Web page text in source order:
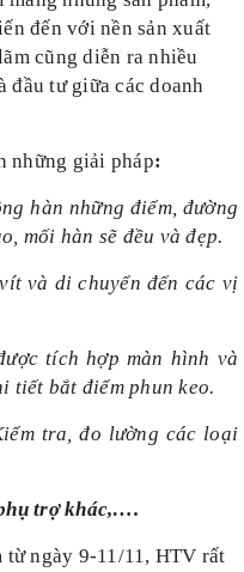
đến với nền sản xuất
cũng diễn ra nhiều
đầu tư giữa các doanh
những giải pháp:
hàn những điểm, đường
mối hàn sẽ đều và đẹp.
và di chuyển đến các vị
tích hợp màn hình và
tiết bắt điểm phun keo.
tra, đo lường các loại
trợ khác,….
ngày 9-11/11, HTV rất